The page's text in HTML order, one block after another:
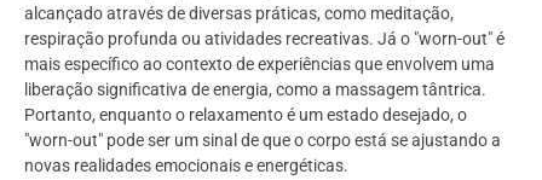
alcançado através de diversas práticas, como meditação,
respiração profunda ou atividades recreativas. Já o "worn-out" é
mais específico ao contexto de experiências que envolvem uma
liberação significativa de energia, como a massagem tântrica.
Portanto, enquanto o relaxamento é um estado desejado, o
"worn-out" pode ser um sinal de que o corpo está se ajustando a
novas realidades emocionais e energéticas.